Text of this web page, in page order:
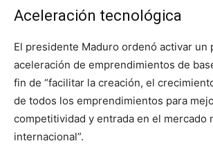
Aceleración tecnológica
El presidente Maduro ordenó activar un
aceleración de emprendimientos de
fin de “facilitar la creación, el
de todos los emprendimientos para
competitividad y entrada en el mercado
internacional”.